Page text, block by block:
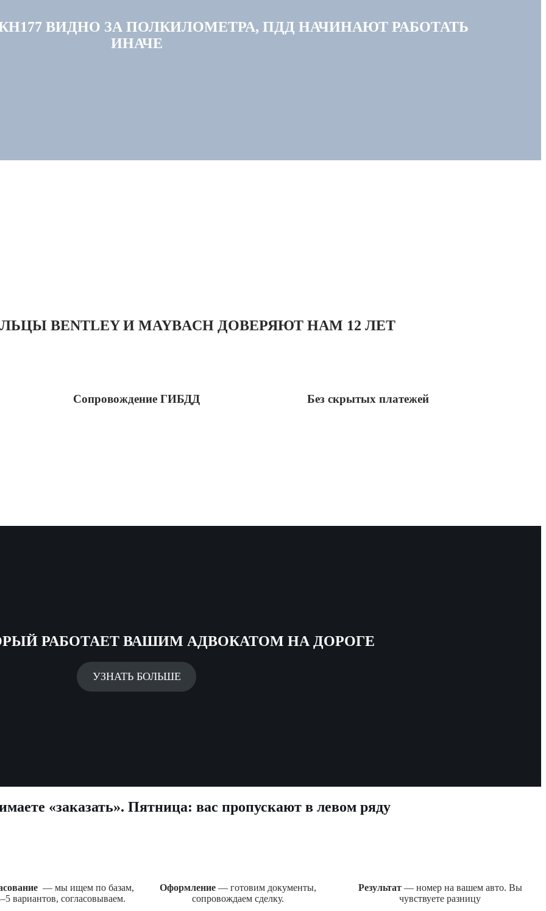
ВИДНО ЗА ПОЛКИЛОМЕТРА, ПДД НАЧИНАЮТ РАБОТАТЬ
ИНАЧЕ
BENTLEY И MAYBACH ДОВЕРЯЮТ НАМ 12 ЛЕТ
Сопровождение ГИБДД Без скрытых платежей
РАБОТАЕТ ВАШИМ АДВОКАТОМ НА ДОРОГЕ
УЗНАТЬ БОЛЬШЕ
«заказать». Пятница: вас пропускают в левом ряду
— мы ищем по базам,
вариантов, согласовываем.
Оформление— готовим документы,
сопровождаем сделку.
Результат— номер на вашем авто. Вы
чувствуете разницу